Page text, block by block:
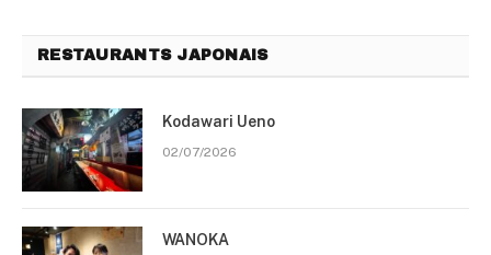
RESTAURANTS JAPONAIS
Kodawari Ueno
02/07/2026
WANOKA